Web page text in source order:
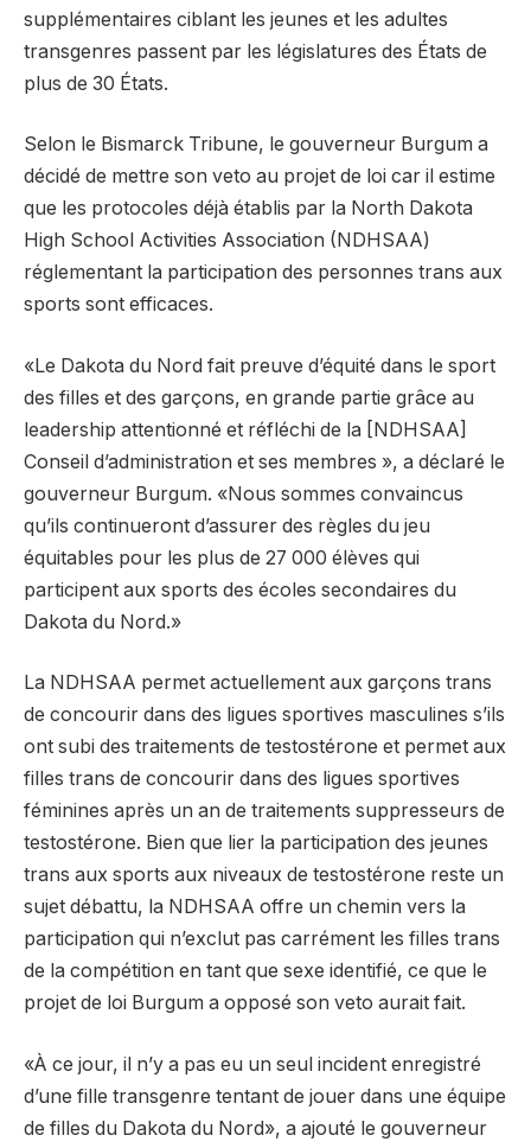
supplémentaires ciblant les jeunes et les adultes
transgenres passent par les législatures des États de
plus de 30 États.
Selon le Bismarck Tribune, le gouverneur Burgum a
décidé de mettre son veto au projet de loi car il estime
que les protocoles déjà établis par la North Dakota
High School Activities Association (NDHSAA)
réglementant la participation des personnes trans aux
sports sont efficaces.
«Le Dakota du Nord fait preuve d’équité dans le sport
des filles et des garçons, en grande partie grâce au
leadership attentionné et réfléchi de la [NDHSAA]
Conseil d’administration et ses membres », a déclaré le
gouverneur Burgum. «Nous sommes convaincus
qu’ils continueront d’assurer des règles du jeu
équitables pour les plus de 27 000 élèves qui
participent aux sports des écoles secondaires du
Dakota du Nord.»
La NDHSAA permet actuellement aux garçons trans
de concourir dans des ligues sportives masculines s’ils
ont subi des traitements de testostérone et permet aux
filles trans de concourir dans des ligues sportives
féminines après un an de traitements suppresseurs de
testostérone. Bien que lier la participation des jeunes
trans aux sports aux niveaux de testostérone reste un
sujet débattu, la NDHSAA offre un chemin vers la
participation qui n’exclut pas carrément les filles trans
de la compétition en tant que sexe identifié, ce que le
projet de loi Burgum a opposé son veto aurait fait.
«À ce jour, il n’y a pas eu un seul incident enregistré
d’une fille transgenre tentant de jouer dans une équipe
de filles du Dakota du Nord», a ajouté le gouverneur